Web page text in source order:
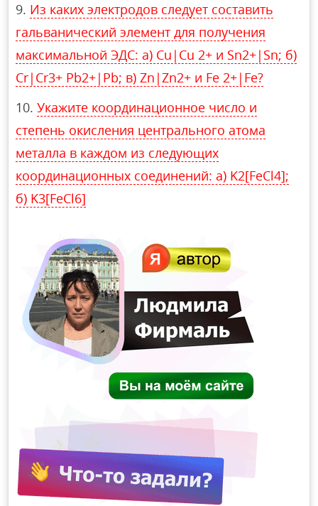
Из каких электродов следует составить
гальванический элемент для получения
максимальной ЭДС: а) Cu|Сu 2+ и Sn2+|Sn; б)
Cr|Cr3+ Pb2+|Pb; в) Zn|Zn2+ и Fе 2+|Fе?
Укажите координационное число и
степень окисления центрального атома
металла в каждом из следующих
координационных соединений: а) K2[FeCl4];
б) K3[FeCl6]